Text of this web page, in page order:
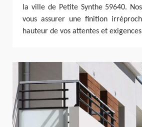
la ville de Petite Synthe 59640.
vous assurer une finition
hauteur de vos attentes et